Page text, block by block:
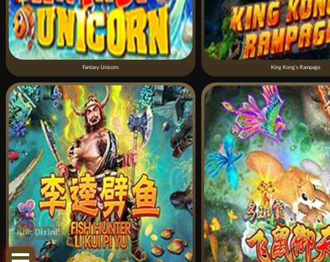
Klik Disini!
Fantasy Unicorn King Kong’s Rampage